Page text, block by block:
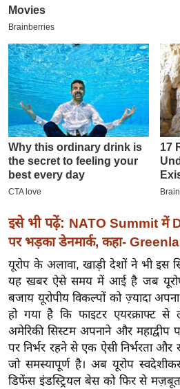
-
पे
प
र
मि
सा
ल
बे
मि
सा
श
ख्सि
य
त
यं
ग
इं
डि
या
इसे भी पढ़ें: NATO Summit में
पर भड़का डेनमार्क, कहा-
यूरोप के अलावा, खाड़ी देशों ने भी इस
यह खबर ऐसे समय में आई है जब
बजाय यूरोपीय विकल्पों को ज़्यादा
हो गया है कि फाइटर एयरक्राफ्ट
अमेरिकी सिस्टम अपनाने और महाद्वीप
पर निर्भर रहने से एक ऐसी निर्भरता
जो समस्यापूर्ण है। अब यूरोप
डिफेंस इंडस्ट्रियल बेस को फिर से